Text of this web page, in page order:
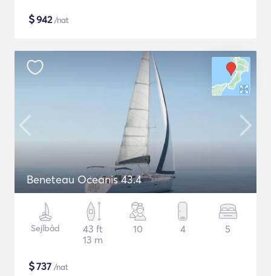
$942/nat
Beneteau Oceanis 43.4
Sejlbåd
43 ft
13 m
10 4 5
$737 /nat